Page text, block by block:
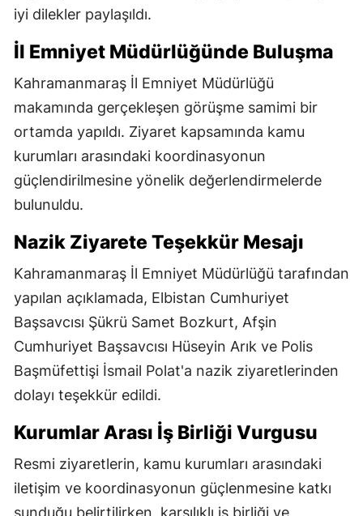
iyi dilekler paylaşıldı.
İl Emniyet Müdürlüğünde Buluşma
Kahramanmaraş İl Emniyet Müdürlüğü
makamında gerçekleşen görüşme samimi bir
ortamda yapıldı. Ziyaret kapsamında kamu
kurumları arasındaki koordinasyonun
güçlendirilmesine yönelik değerlendirmelerde
bulunuldu.
Nazik Ziyarete Teşekkür Mesajı
Kahramanmaraş İl Emniyet Müdürlüğü tarafından
yapılan açıklamada, Elbistan Cumhuriyet
Başsavcısı Şükrü Samet Bozkurt, Afşin
Cumhuriyet Başsavcısı Hüseyin Arık ve Polis
Başmüfettişi İsmail Polat'a nazik ziyaretlerinden
dolayı teşekkür edildi.
Kurumlar Arası İş Birliği Vurgusu
Resmi ziyaretlerin, kamu kurumları arasındaki
iletişim ve koordinasyonun güçlenmesine katkı